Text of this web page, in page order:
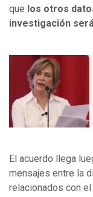
que los otros
investigación
El acuerdo llega
mensajes entre la
relacionados con